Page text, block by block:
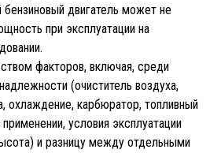
двигатель может не
при эксплуатации на
факторов, включая, среди
(очиститель воздуха,
охлаждение, карбюратор, топливный
условия эксплуатации
и разницу между отдельными